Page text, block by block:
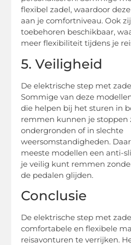
flexibel zadel, waardoor
aan je comfortniveau. Ook
toebehoren beschikbaar,
meer flexibiliteit tijdens je
5. Veiligheid
De elektrische step met
Sommige van deze
die helpen bij het sturen in
remmen kunnen je stoppen
ondergronden of in slechte
weersomstandigheden.
meeste modellen een anti-
je veilig kunt remmen
de pedalen glijden.
Conclusie
De elektrische step met
comfortabele en flexibele
reisavonturen te verrijken.